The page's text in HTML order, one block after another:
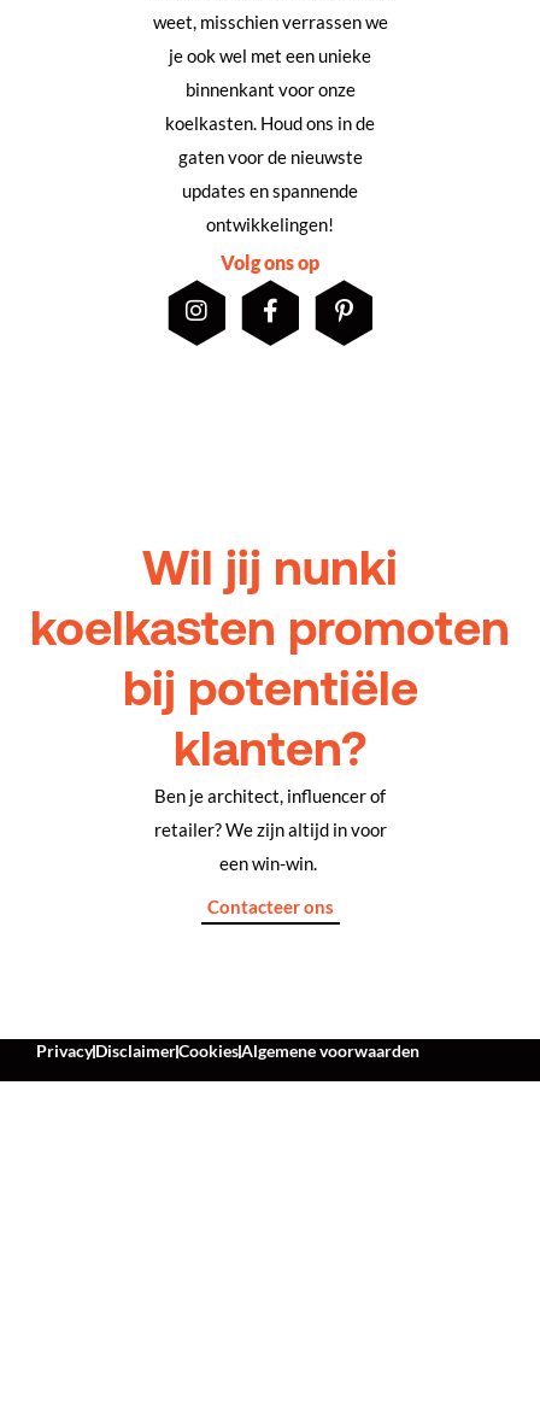
weet, misschien verrassen we
je ook wel met een unieke
binnenkant voor onze
koelkasten. Houd ons in de
gaten voor de nieuwste
updates en spannende
ontwikkelingen!
Volg ons op
Wil jij nunki
koelkasten promoten
bij potentiële
klanten?
Ben je architect, influencer of
retailer? We zijn altijd in voor
een win-win.
Contacteer ons
PrivacyDisclaimerCookiesAlgemene voorwaarden